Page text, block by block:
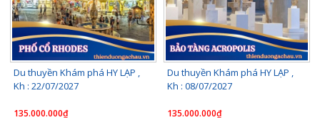
Du thuyền Khám phá HY LẠP ,
Kh : 22/07/2027
135.000.000₫
Du thuyền Khám phá HY LẠP ,
Kh : 08/07/2027
135.000.000₫